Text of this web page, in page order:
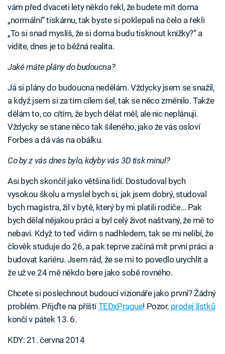
vám před dvaceti lety někdo řekl, že budete mít doma
„normální“ tiskárnu, tak byste si poklepali na čelo a řekli
„To si snad myslíš, že si doma budu tisknout knížky?“ a
vidíte, dnes je to běžná realita.
Jaké máte plány do budoucna?
Já si plány do budoucna nedělám. Vždycky jsem se snažil,
a když jsem si za tím cílem šel, tak se něco změnilo. Takže
dělám to, co cítím, že bych dělat měl, ale nic neplánuji.
Vždycky se stane něco tak šíleného, jako že vás osloví
Forbes a dá vás na obálku.
Co by z vás dnes bylo, kdyby vás 3D tisk minul?
Asi bych skončil jako většina lidí. Dostudoval bych
vysokou školu a myslel bych si, jak jsem dobrý, studoval
bych magistra, žil v bytě, který by mi platili rodiče… Pak
bych dělal nějakou práci a byl celý život naštvaný, že mě to
nebaví. Když to teď vidím s nadhledem, tak se mi nelíbí, že
člověk studuje do 26, a pak teprve začíná mít první práci a
budovat kariéru. Jsem rád, že se mi to povedlo urychlit a
že už ve 24 mě někdo bere jako sobě rovného.
Chcete si poslechnout budoucí vizionáře jako první? Žádný
problém. Přijďte na příštíTEDxPrague! Pozor, prodej lístků
končí v pátek 13. 6.
KDY: 21. června 2014